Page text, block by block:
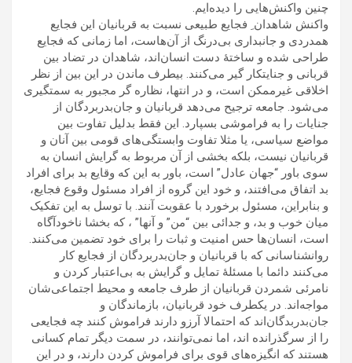
چنين واکنش‌هايی را ديده‌ايم.
واکنش شاهدان ِ فجايع طبيعی نسبت به قربانيان اين فجايع
همدردی و جانبداری بی‌درنگ از آن‌هاست، اما زمانی که فجايع
طراحی شده و ساختۀ دست انسان‌اند، شاهدان در تضاد بين
قربانی و جنايتکار گير می‌کنند. بيطرف ماندن در اين بين از نظر
اخلاقی غيرممکن است، و در انتها، نظاره گر مجبور به سمتگيری
می‌شود. جامعه ترجيح می‌دهد قربانيان و جان‌بدربردگان از
جنايات را به فراموشی بسپارد. اين فقط بدليل تفاوت بين
مواضع سياسی، يا مثلا تفاوت وابستگی‌های قومی بين آنان و
قربانيان نيست، بلکه بخشی از آن مربوط به گرايش انسان به
سوی باور “جهان عادل” است، باور به اين که وقايع بد برای افراد
بد اتفاق می‌افتند، و خود اين گروه از افراد مسئول وقوع فجايع،
و بنابراين، مسئول برخورد با عقوبت آنند. با توسل به اين تفکيک
ميان خوب و بد، و جدائی بين “من” و آنها” ، که بخشا ناخودآگاه
است، انسان‌ها حس امنيت و ثبات را برای خود تضمين می‌کنند.
روانشناسانی که با قربانيان و جان‌بدربردگان از فجايع کار
می‌کنند دائما با مسئلۀ تمايل و گرايش به بی‌اعتبار کردن و
نامرئی شمردن قربانيان از طرف جامعه و محيط اجتماعی‌شان
مواجه‌اند. در يکطرف خود قربانيان، بازماندگان و
جان‌بدربدگان‌اند که احتمالا آرزو دارند فراموش کنند چه فجايعی
را از سرگذرانده اند، اما نمی‌توانند، در سمت ديگر تمام کسانی
هستند که انگيزه‌های قوی برای فراموش کردن دارند، و در اين